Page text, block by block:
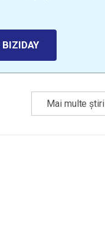
Mai multe știri